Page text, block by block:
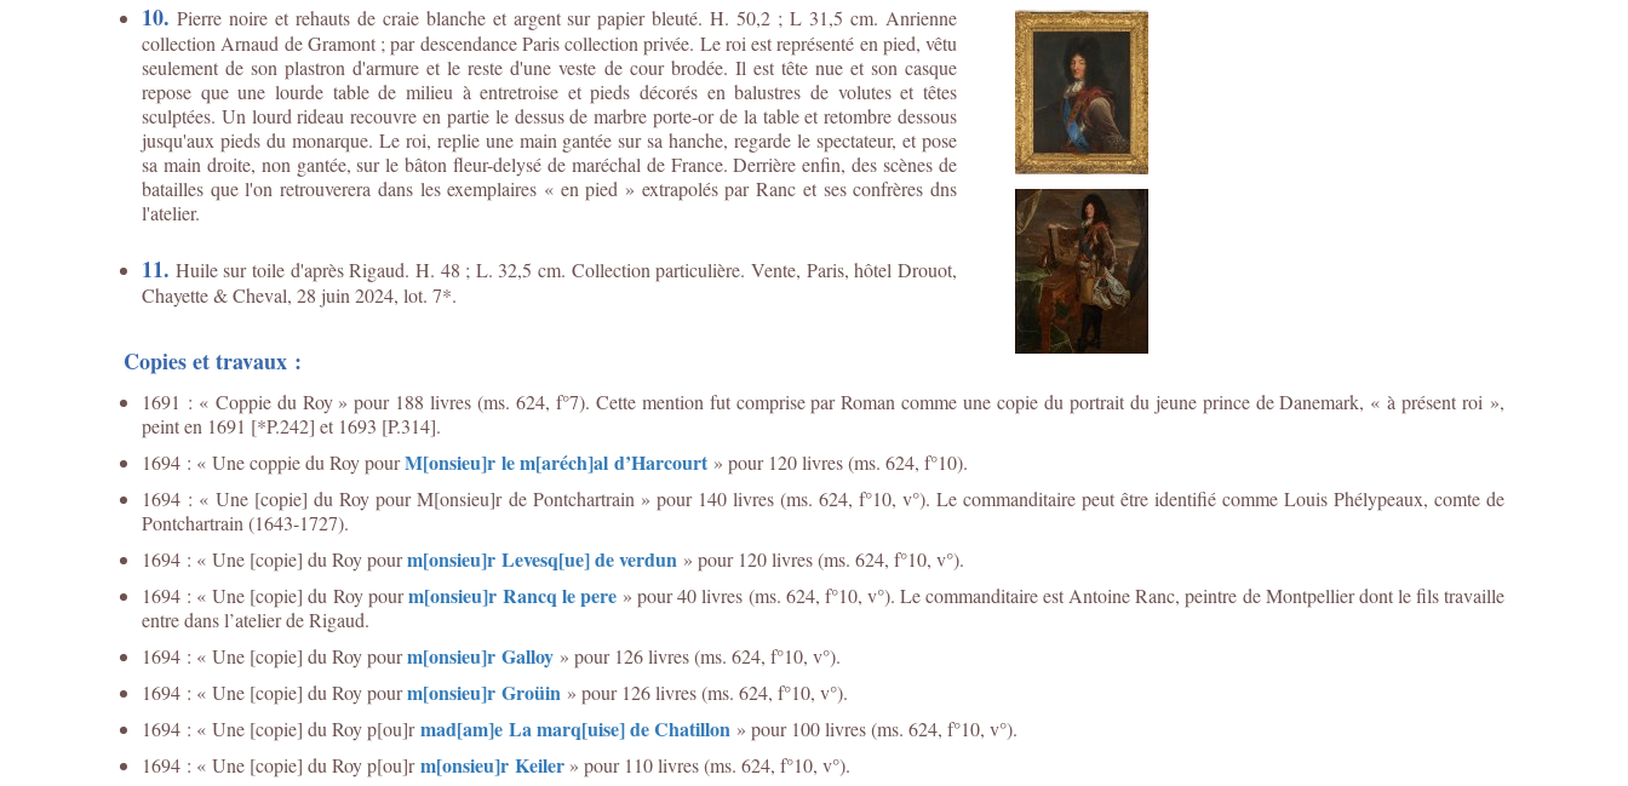
10. Pierre noire et rehauts de craie blanche et argent sur papier bleuté. H. 50,2 ; L 31,5 cm. Anrienne
collection Arnaud de Gramont ; par descendance Paris collection privée. Le roi est représenté en pied, vêtu
seulement de son plastron d'armure et le reste d'une veste de cour brodée. Il est tête nue et son casque
repose que une lourde table de milieu à entretroise et pieds décorés en balustres de volutes et têtes
sculptées. Un lourd rideau recouvre en partie le dessus de marbre porte-or de la table et retombre dessous
jusqu'aux pieds du monarque. Le roi, replie une main gantée sur sa hanche, regarde le spectateur, et pose
sa main droite, non gantée, sur le bâton fleur-delysé de maréchal de France. Derrière enfin, des scènes de
batailles que l'on retrouverera dans les exemplaires « en pied » extrapolés par Ranc et ses confrères dns
l'atelier.
11. Huile sur toile d'après Rigaud. H. 48 ; L. 32,5 cm. Collection particulière. Vente, Paris, hôtel Drouot,
Chayette & Cheval, 28 juin 2024, lot. 7*.
Copies et travaux :
1691 : « Coppie du Roy » pour 188 livres (ms. 624, f°7). Cette mention fut comprise par Roman comme une copie du portrait du jeune prince de Danemark, « à présent roi »,
peint en 1691 [*P.242] et 1693 [P.314].
1694 : « Une coppie du Roy pourM[onsieu]r le m[aréch]al d’Harcourt » pour 120 livres (ms. 624, f°10).
1694 : « Une [copie] du Roy pour M[onsieu]r de Pontchartrain » pour 140 livres (ms. 624, f°10, v°). Le commanditaire peut être identifié comme Louis Phélypeaux, comte de
Pontchartrain (1643-1727).
1694 : « Une [copie] du Roy pourm[onsieu]r Levesq[ue] de verdun » pour 120 livres (ms. 624, f°10, v°).
1694 : « Une [copie] du Roy pourm[onsieu]r Rancq le pere » pour 40 livres (ms. 624, f°10, v°). Le commanditaire est Antoine Ranc, peintre de Montpellier dont le fils travaille
entre dans l’atelier de Rigaud.
1694 : « Une [copie] du Roy pourm[onsieu]r Galloy » pour 126 livres (ms. 624, f°10, v°).
1694 : « Une [copie] du Roy pourm[onsieu]r Groüin » pour 126 livres (ms. 624, f°10, v°).
1694 : « Une [copie] du Roy p[ou]rmad[am]e La marq[uise] de Chatillon » pour 100 livres (ms. 624, f°10, v°).
1694 : « Une [copie] du Roy p[ou]rm[onsieu]r Keiler » pour 110 livres (ms. 624, f°10, v°).